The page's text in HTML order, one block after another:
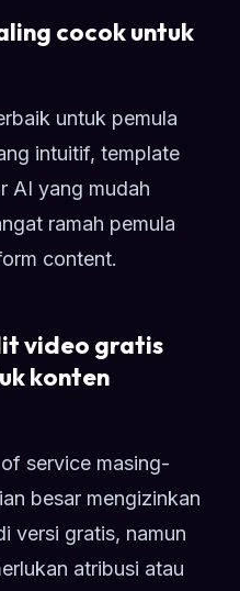
cocok untuk
untuk pemula
intuitif, template
AI yang mudah
ramah pemula
content.
video gratis
konten
service masing-
besar mengizinkan
versi gratis, namun
atribusi atau